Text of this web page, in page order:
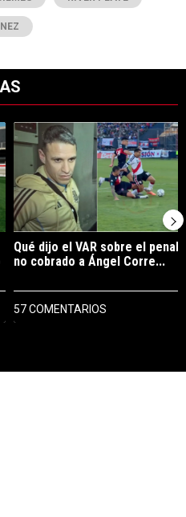
"Llegó el noveno: Thiago
Un artículo de tendencia con el
Qué dijo el VAR sobre el penal
no cobrado a Ángel Corre...
57 COMENTARIOS